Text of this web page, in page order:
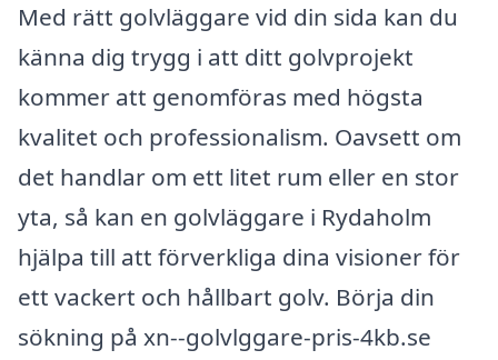
Med rätt golvläggare vid din sida kan du
känna dig trygg i att ditt golvprojekt
kommer att genomföras med högsta
kvalitet och professionalism. Oavsett om
det handlar om ett litet rum eller en stor
yta, så kan en golvläggare i Rydaholm
hjälpa till att förverkliga dina visioner för
ett vackert och hållbart golv. Börja din
sökning på xn--golvlggare-pris-4kb.se